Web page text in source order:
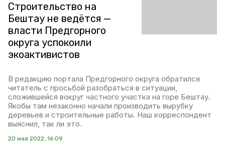
Строительство на
Бештау не ведётся —
власти Предгорного
округа успокоили
экоактивистов
В редакцию портала Предгорного округа обратился
читатель с просьбой разобраться в ситуации,
сложившейся вокруг частного участка на горе Бештау.
Якобы там незаконно начали производить вырубку
деревьев и строительные работы. Наш корреспондент
выяснил, так ли это.
20 мая 2022, 16:09